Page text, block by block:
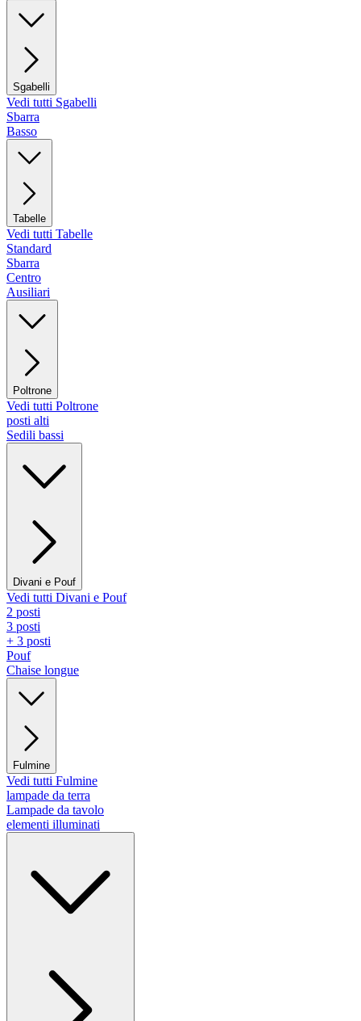
Sgabelli
Vedi tutti Sgabelli
Sbarra
Basso
Tabelle
Vedi tutti Tabelle
Standard
Sbarra
Centro
Ausiliari
Poltrone
Vedi tutti Poltrone
posti alti
Sedili bassi
Divani e Pouf
Vedi tutti Divani e Pouf
2 posti
3 posti
+ 3 posti
Pouf
Chaise longue
Fulmine
Vedi tutti Fulmine
lampade da terra
Lampade da tavolo
elementi illuminati